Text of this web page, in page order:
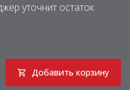
уточнит остаток
Добавить корзину